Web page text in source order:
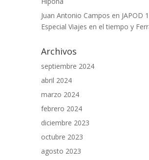
Juan Antonio Campos en JAPOD
Especial Viajes en el tiempo y
Archivos
septiembre 2024
abril 2024
marzo 2024
febrero 2024
diciembre 2023
octubre 2023
agosto 2023